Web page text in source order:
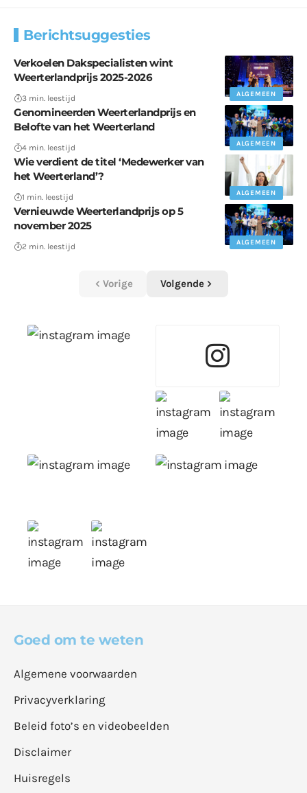
Berichtsuggesties
ALGEMEEN
Verkoelen Dakspecialisten wint
Weerterlandprijs 2025-2026
3 min. leestijd
ALGEMEEN
Genomineerden Weerterlandprijs en
Belofte van het Weerterland
4 min. leestijd
ALGEMEEN
Wie verdient de titel ‘Medewerker van
het Weerterland’?
1 min. leestijd
ALGEMEEN
Vernieuwde Weerterlandprijs op 5
november 2025
2 min. leestijd
Vorige Volgende
Goed om te weten
Algemene voorwaarden
Privacyverklaring
Beleid foto’s en videobeelden
Disclaimer
Huisregels